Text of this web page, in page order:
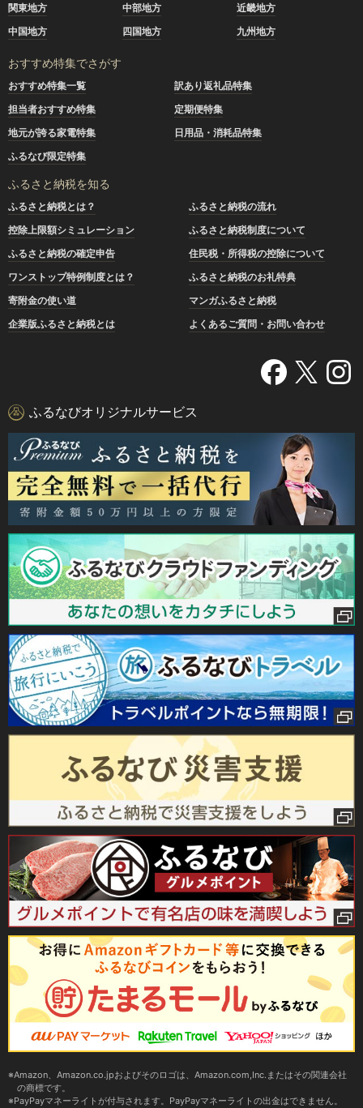
関東地方
中部地方
近畿地方
中国地方
四国地方 九州地方
おすすめ特集でさがす
おすすめ特集一覧
訳あり返礼品特集
担当者おすすめ特集
定期便特集
地元が誇る家電特集
日用品・消耗品特集
ふるなび限定特集
ふるさと納税を知る
ふるさと納税とは？
ふるさと納税の流れ
控除上限額シミュレーション
ふるさと納税制度について
ふるさと納税の確定申告
住民税・所得税の控除について
ワンストップ特例制度とは？
ふるさと納税のお礼特典
寄附金の使い道
マンガふるさと納税
企業版ふるさと納税とは
よくあるご質問・お問い合わせ
ふるなびオリジナルサービス
Amazon、Amazon.co.jpおよびそのロゴは、Amazon.com,Inc.またはその関連会社
の商標です。
PayPayマネーライトが付与されます。PayPayマネーライトの出金はできません。